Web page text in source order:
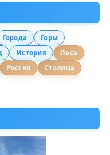
Города
Горы
История
Леса
Россия
Столица